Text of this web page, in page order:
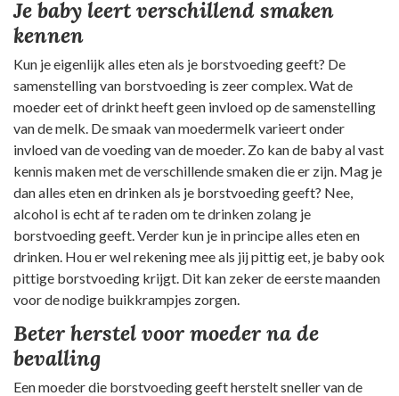
Je baby leert verschillend smaken
kennen
Kun je eigenlijk alles eten als je borstvoeding geeft? De
samenstelling van borstvoeding is zeer complex. Wat de
moeder eet of drinkt heeft geen invloed op de samenstelling
van de melk. De smaak van moedermelk varieert onder
invloed van de voeding van de moeder. Zo kan de baby al vast
kennis maken met de verschillende smaken die er zijn. Mag je
dan alles eten en drinken als je borstvoeding geeft? Nee,
alcohol is echt af te raden om te drinken zolang je
borstvoeding geeft. Verder kun je in principe alles eten en
drinken. Hou er wel rekening mee als jij pittig eet, je baby ook
pittige borstvoeding krijgt. Dit kan zeker de eerste maanden
voor de nodige buikkrampjes zorgen.
Beter herstel voor moeder na de
bevalling
Een moeder die borstvoeding geeft herstelt sneller van de